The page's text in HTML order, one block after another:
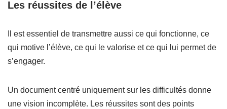
Les réussites de l’élève
Il est essentiel de transmettre aussi ce qui fonctionne, ce
qui motive l’élève, ce qui le valorise et ce qui lui permet de
s’engager.
Un document centré uniquement sur les difficultés donne
une vision incomplète. Les réussites sont des points